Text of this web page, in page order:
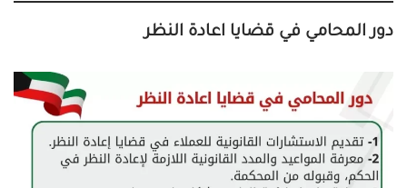
دور المحامي في قضايا اعادة النظر